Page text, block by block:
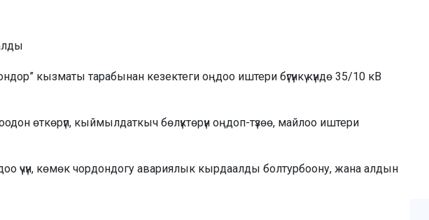
кызматы тарабынан кезектеги оңдоо иштери бүгүнкү күндө 35/10 кВ
өткөрүп, кыймылдаткыч бөлүктөрүн оңдоп-түзөө, майлоо иштери
үчүн, көмөк чордондогу авариялык кырдаалды болтурбоону, жана алдын